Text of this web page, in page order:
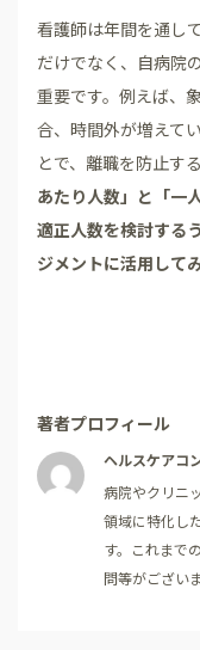
看護師は年間を通し
だけでなく、自病院
重要です。例えば
合、時間外が増えて
とで、離職を防止す
あたり人数」と「一
適正人数を検討する
ジメントに活用して
著者プロフィール
ヘルスケアコ
病院やクリニ
領域に特化し
す。これまで
問等がござい